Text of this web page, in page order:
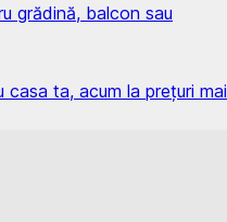
grădină, balcon sau
ta, acum la prețuri mai